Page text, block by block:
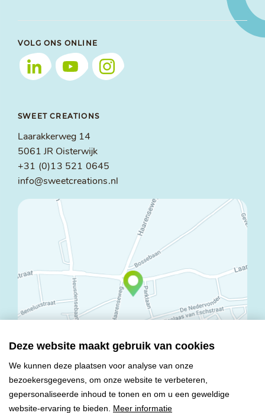
Deze website maakt gebruik van cookies
We kunnen deze plaatsen voor analyse van onze
bezoekersgegevens, om onze website te verbeteren,
gepersonaliseerde inhoud te tonen en om u een geweldige
website-ervaring te bieden. Meer informatie
VOLG ONS ONLINE
SWEET CREATIONS
Laarakkerweg 14
5061 JR Oisterwijk
+31 (0)13 521 0645
info@sweetcreations.nl
© Copyright 2026 Mareco Sweet Creations BV
Alle rechten voorbehouden